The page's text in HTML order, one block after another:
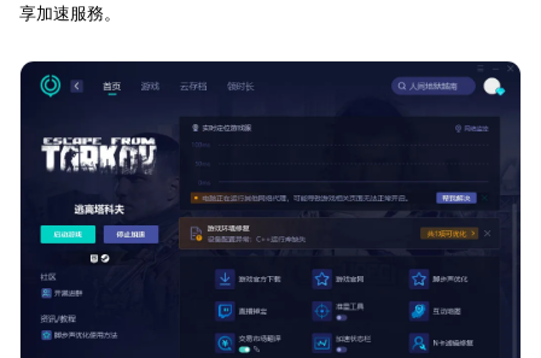
享加速服務。